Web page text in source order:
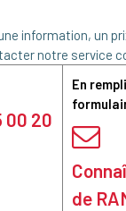
information, un
notre service
00 20
En
de